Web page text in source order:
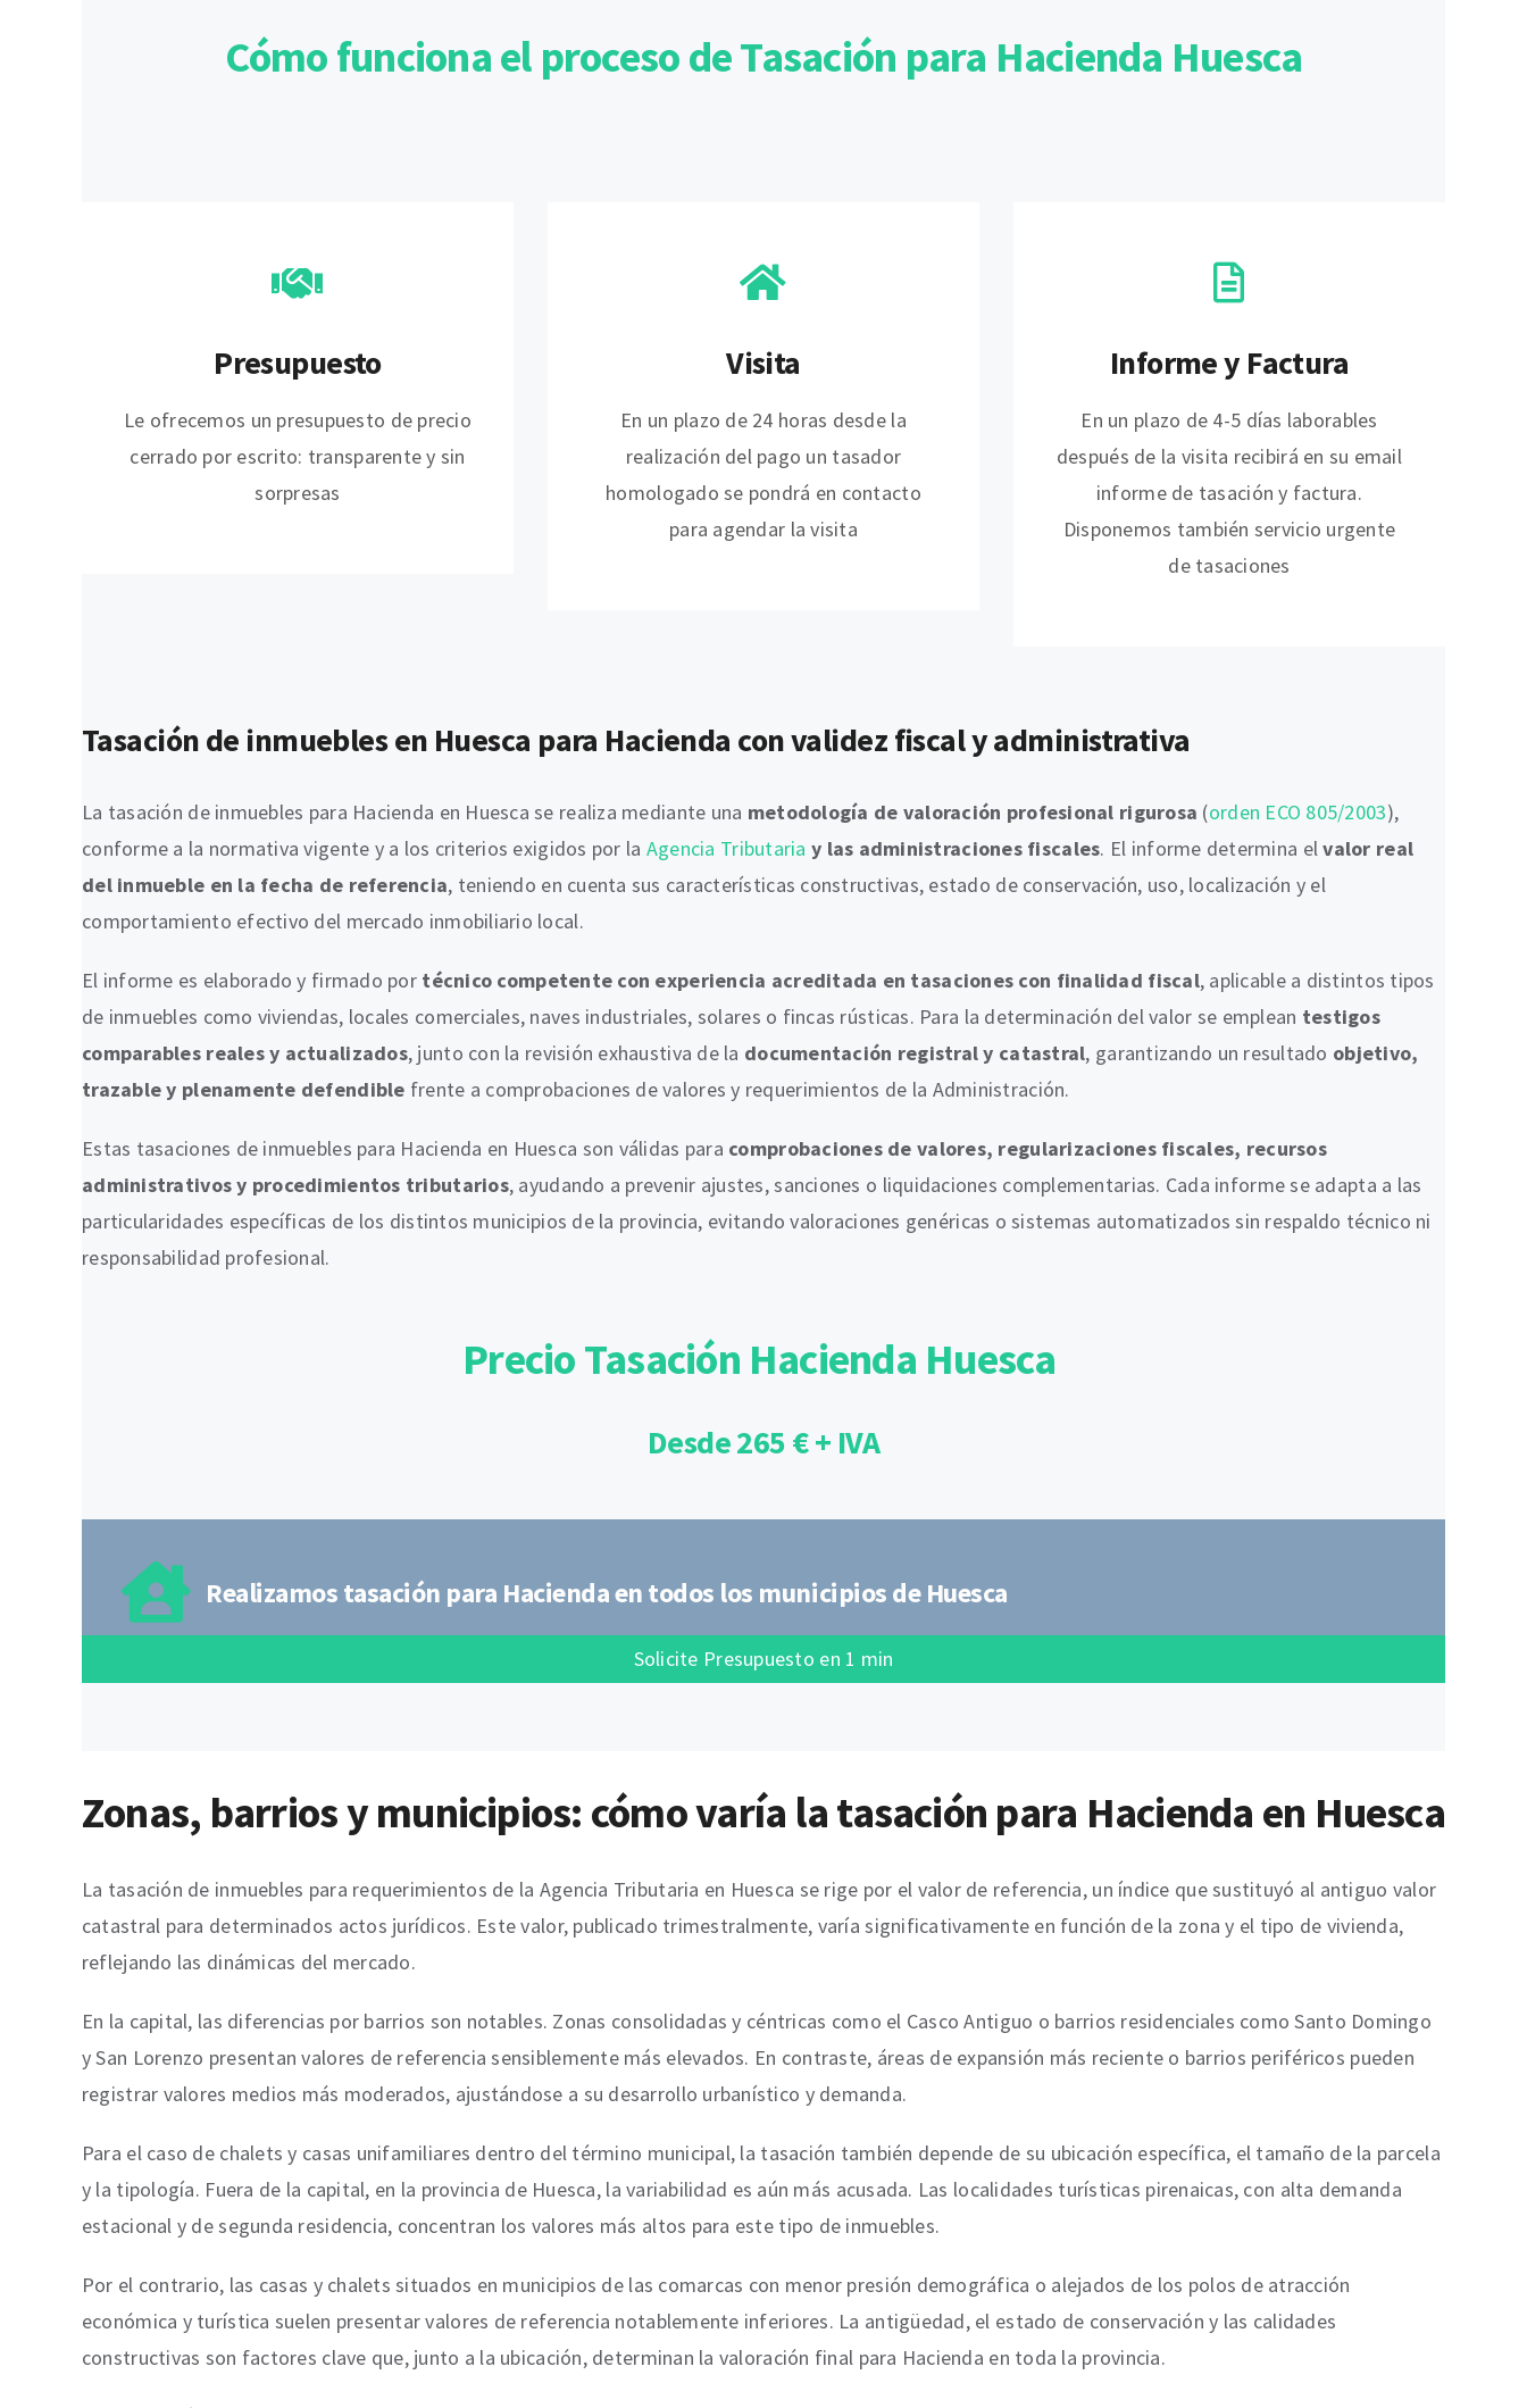
Cómo funciona el proceso de Tasación para Hacienda Huesca
Presupuesto
Le ofrecemos un presupuesto de precio
cerrado por escrito: transparente y sin
sorpresas
Visita
En un plazo de 24 horas desde la
realización del pago un tasador
homologado se pondrá en contacto
para agendar la visita
Informe y Factura
En un plazo de 4-5 días laborables
después de la visita recibirá en su email
informe de tasación y factura.
Disponemos también servicio urgente
de tasaciones
Tasación de inmuebles en Huesca para Hacienda con validez fiscal y administrativa
La tasación de inmuebles para Hacienda en Huesca se realiza mediante una metodología de valoración profesional rigurosa (orden ECO 805/2003),
conforme a la normativa vigente y a los criterios exigidos por la Agencia Tributaria y las administraciones fiscales. El informe determina elvalor real
del inmueble en la fecha de referencia, teniendo en cuenta sus características constructivas, estado de conservación, uso, localización y el
comportamiento efectivo del mercado inmobiliario local.
El informe es elaborado y firmado por técnico competente con experiencia acreditada en tasaciones con finalidad fiscal, aplicable a distintos tipos
de inmuebles como viviendas, locales comerciales, naves industriales, solares o fincas rústicas. Para la determinación del valor se emplean testigos
comparables reales y actualizados, junto con la revisión exhaustiva de la documentación registral y catastral, garantizando un resultado objetivo,
trazable y plenamente defendible frente a comprobaciones de valores y requerimientos de la Administración.
Estas tasaciones de inmuebles para Hacienda en Huesca son válidas para comprobaciones de valores, regularizaciones fiscales, recursos
administrativos y procedimientos tributarios, ayudando a prevenir ajustes, sanciones o liquidaciones complementarias. Cada informe se adapta a las
particularidades específicas de los distintos municipios de la provincia, evitando valoraciones genéricas o sistemas automatizados sin respaldo técnico ni
responsabilidad profesional.
Precio Tasación Hacienda Huesca
Desde 265 € + IVA
Realizamos tasación para Hacienda en todos los municipios de Huesca
Solicite Presupuesto en 1 min
Zonas, barrios y municipios: cómo varía la tasación para Hacienda en Huesca
La tasación de inmuebles para requerimientos de la Agencia Tributaria en Huesca se rige por el valor de referencia, un índice que sustituyó al antiguo valor
catastral para determinados actos jurídicos. Este valor, publicado trimestralmente, varía significativamente en función de la zona y el tipo de vivienda,
reflejando las dinámicas del mercado.
En la capital, las diferencias por barrios son notables. Zonas consolidadas y céntricas como el Casco Antiguo o barrios residenciales como Santo Domingo
y San Lorenzo presentan valores de referencia sensiblemente más elevados. En contraste, áreas de expansión más reciente o barrios periféricos pueden
registrar valores medios más moderados, ajustándose a su desarrollo urbanístico y demanda.
Para el caso de chalets y casas unifamiliares dentro del término municipal, la tasación también depende de su ubicación específica, el tamaño de la parcela
y la tipología. Fuera de la capital, en la provincia de Huesca, la variabilidad es aún más acusada. Las localidades turísticas pirenaicas, con alta demanda
estacional y de segunda residencia, concentran los valores más altos para este tipo de inmuebles.
Por el contrario, las casas y chalets situados en municipios de las comarcas con menor presión demográfica o alejados de los polos de atracción
económica y turística suelen presentar valores de referencia notablemente inferiores. La antigüedad, el estado de conservación y las calidades
constructivas son factores clave que, junto a la ubicación, determinan la valoración final para Hacienda en toda la provincia.